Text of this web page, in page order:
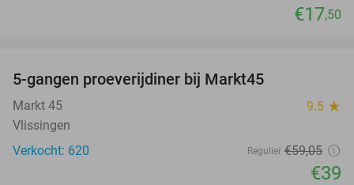
€17,50
5-gangen proeverijdiner bij Markt45
Markt 45 9.5 star
Vlissingen
Verkocht: 620
Regulier €59,05
€39